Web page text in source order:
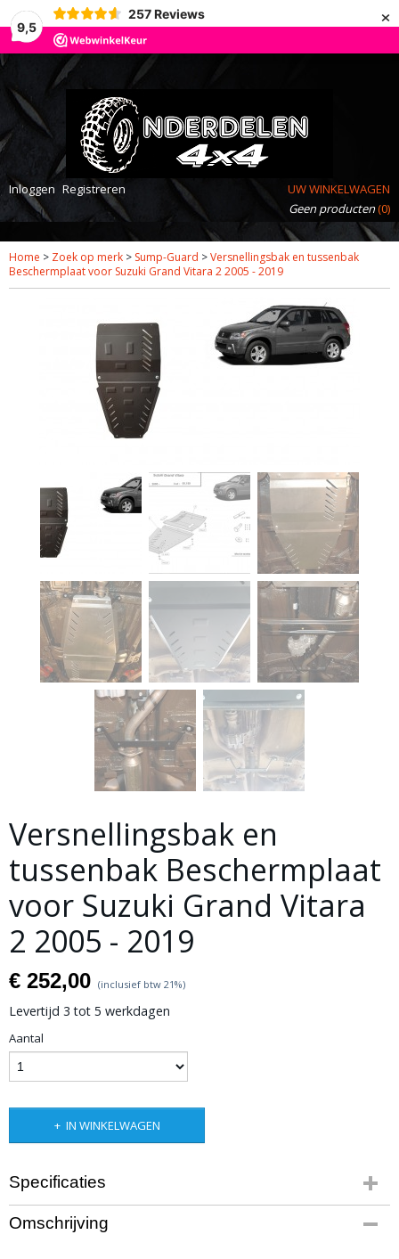
9,5
257 Reviews ×
Inloggen Registreren
UW WINKELWAGEN
Geen producten(0)
Home > Zoek op merk > Sump-Guard >Versnellingsbak en tussenbak
Beschermplaat voor Suzuki Grand Vitara 2 2005 - 2019
Versnellingsbak en
tussenbak Beschermplaat
voor Suzuki Grand Vitara
2 2005 - 2019
€ 252,00 (inclusief btw 21%)
Levertijd 3 tot 5 werkdagen
Aantal
IN WINKELWAGEN
Specificaties
Netto gewicht
18,00 Kg
Omschrijving